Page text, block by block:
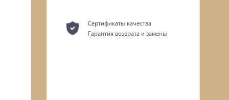
Сертификаты качества
Гарантия возврата и замены